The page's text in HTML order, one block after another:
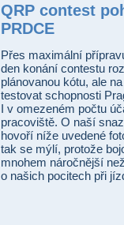
QRP contest
PRDCE
Přes maximální
den konání contestu
plánovanou kótu, ale
testovat schopnosti
I v omezeném počtu
pracoviště. O naší
hovoří níže uvedené
tak se mýlí, protože
mnohem náročnější
o našich pocitech při